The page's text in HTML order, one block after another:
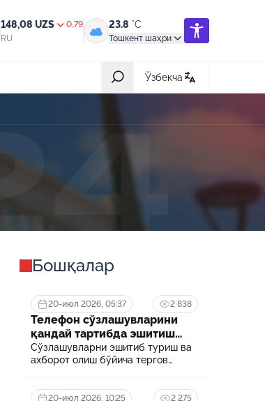
148,08 UZS
0,79
RU
23.8 °C
Тошкент шаҳри
08-июл 2026, 05:19
туриб (онлайн) фойдаланиш янада
арзонлашди
26-июн 2026, 06:54
Боғча тарбиячилари учун янги
имконият: дуал таълим асосида олий
24-июн 2026, 06:05
Ўзбекча
Бошқалар
20-июл 2026, 05:37 2 838
Телефон сўзлашувларини
қандай тартибда эшитиш
мумкин?
Сўзлашувларни эшитиб туриш ва
ахборот олиш бўйича тергов
тегишли илтимоснома киритади.
20-июл 2026, 10:25 2 275